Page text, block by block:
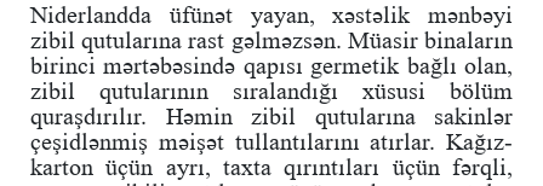
Niderlandda üfünət yayan, xəstəlik mənbəyi
zibil qutularına rast gəlməzsən. Müasir binaların
birinci mərtəbəsində qapısı germetik bağlı olan,
zibil qutularının sıralandığı xüsusi bölüm
quraşdırılır. Həmin zibil qutularına sakinlər
çeşidlənmiş məişət tullantılarını atırlar. Kağız-
karton üçün ayrı, taxta qırıntıları üçün fərqli,